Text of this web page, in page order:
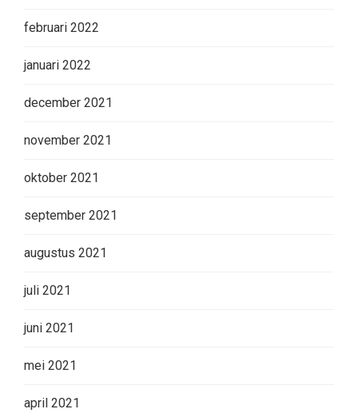
februari 2022
januari 2022
december 2021
november 2021
oktober 2021
september 2021
augustus 2021
juli 2021
juni 2021
mei 2021
april 2021